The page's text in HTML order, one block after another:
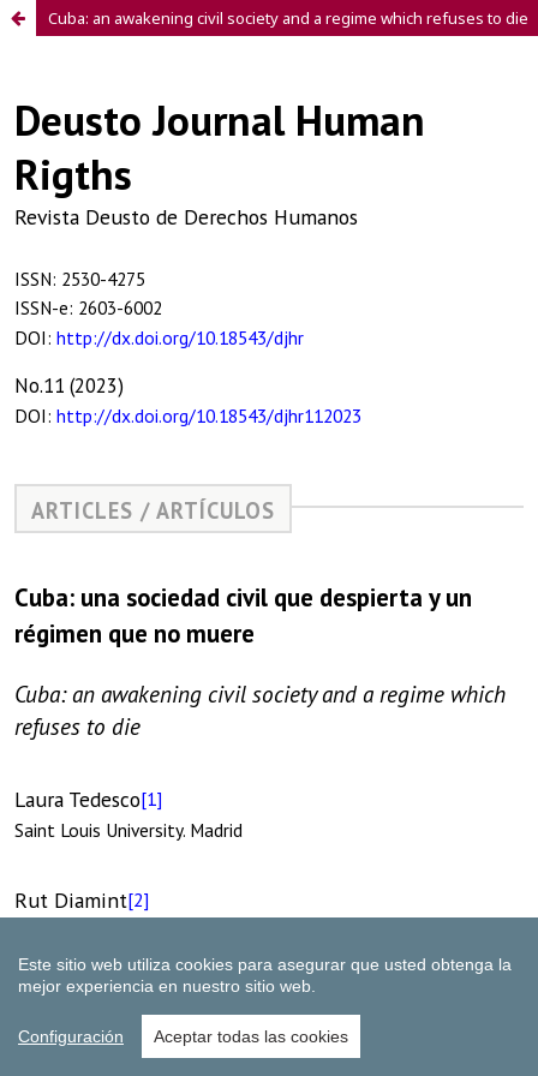
Cuba: an awakening civil society and a regime which refuses to die
Este sitio web utiliza cookies para asegurar que usted obtenga la
mejor experiencia en nuestro sitio web.
Configuración Aceptar todas las cookies